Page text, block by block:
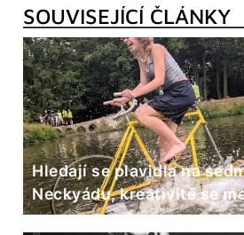
SOUVISEJÍCÍ ČLÁNKY
Hledají se plavidla na
Neckyádu, kreativitě se